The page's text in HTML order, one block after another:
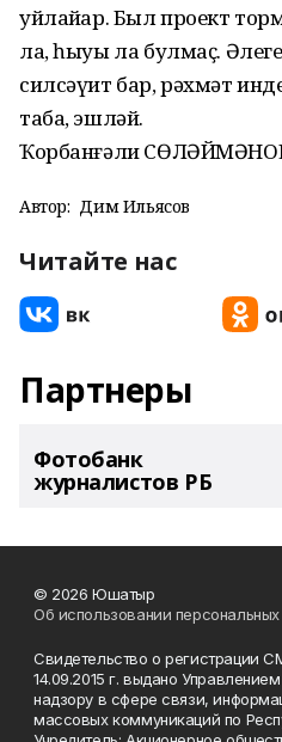
уйлайҙар. Был проект
ла, һыуы ла булмаҫ.
силсәүит бар, рәхмәт
таба, эшләй.
Ҡорбанғәли
Автор: Дим Ильясов
Читайте нас
Партнеры
Фотобанк
журналистов РБ
© 2026 Юшатыр
Об использовании
Свидетельство о регистрации
14.09.2015 г. выдано
надзору в сфере связи,
массовых коммуникаций по